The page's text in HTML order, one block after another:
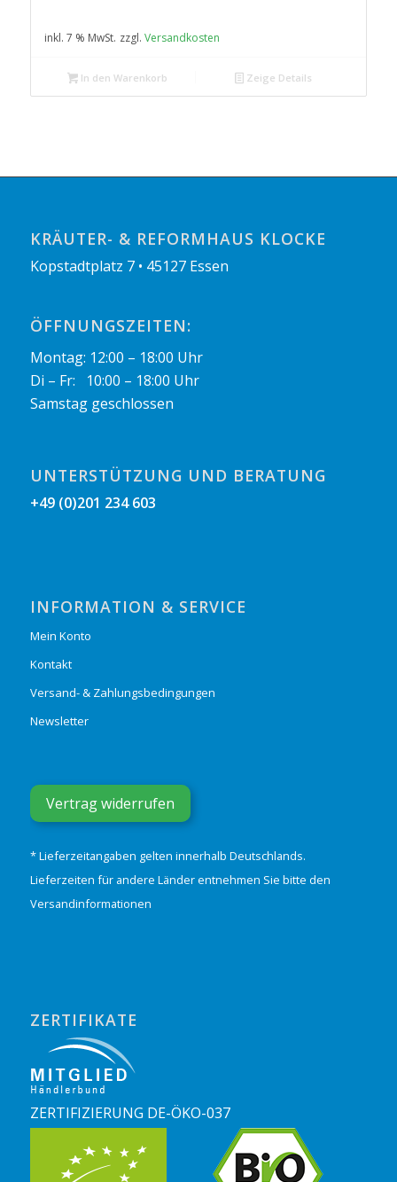
inkl. 7 % MwSt. zzgl. Versandkosten
In den Warenkorb Zeige Details
KRÄUTER- & REFORMHAUS KLOCKE
Kopstadtplatz 7 • 45127 Essen
ÖFFNUNGSZEITEN:
Montag: 12:00 – 18:00 Uhr
Di – Fr: 10:00 – 18:00 Uhr
Samstag geschlossen
UNTERSTÜTZUNG UND BERATUNG
+49 (0)201 234 603
INFORMATION & SERVICE
Mein Konto
Kontakt
Versand- & Zahlungsbedingungen
Newsletter
Vertrag widerrufen
* Lieferzeitangaben gelten innerhalb Deutschlands.
Lieferzeiten für andere Länder entnehmen Sie bitte den
Versandinformationen
ZERTIFIKATE
ZERTIFIZIERUNG DE-ÖKO-037